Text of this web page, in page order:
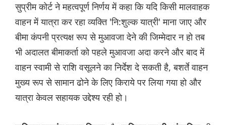
सुप्रीम कोर्ट ने महत्वपूर्ण निर्णय में कहा कि यदि किसी मालवाहक
वाहन में यात्रा कर रहा व्यक्ति 'नि:शुल्क यात्री' माना जाए और
बीमा कंपनी प्रत्यक्ष रूप से मुआवजा देने की जिम्मेदार न हो तब
भी अदालत बीमाकर्ता को पहले मुआवजा अदा करने और बाद में
वाहन स्वामी से राशि वसूलने का निर्देश दे सकती है, बशर्ते वाहन
मुख्य रूप से सामान ढोने के लिए किराये पर लिया गया हो और
यात्रा केवल सहायक उद्देश्य रही हो।